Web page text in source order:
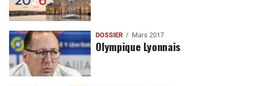
DOSSIER Mars 2017
Olympique Lyonnais